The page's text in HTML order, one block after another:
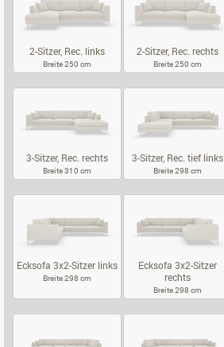
2-Sitzer, Rec. links
Breite 250 cm
2-Sitzer, Rec. rechts
Breite 250 cm
3-Sitzer, Rec. rechts
Breite 310 cm
3-Sitzer, Rec. tief links
Breite 298 cm
Ecksofa 3x2-Sitzer links
Breite 298 cm
ECKSOFA 3X2-SITZER LINKS
Ecksofa 3x2-Sitzer
rechts
Breite 298 cm